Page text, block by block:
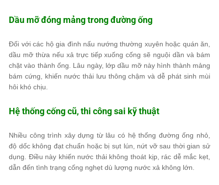
Dầu mỡ đóng mảng trong đường ống
Đối với các hộ gia đình nấu nướng thường xuyên hoặc quán ăn,
dầu mỡ thừa nếu xả trực tiếp xuống cống sẽ nguội dần và bám
chặt vào thành ống. Lâu ngày, lớp dầu mỡ này hình thành mảng
bám cứng, khiến nước thải lưu thông chậm và dễ phát sinh mùi
hôi khó chịu.
Hệ thống cống cũ, thi công sai kỹ thuật
Nhiều công trình xây dựng từ lâu có hệ thống đường ống nhỏ,
độ dốc không đạt chuẩn hoặc bị sụt lún, nứt vỡ sau thời gian sử
dụng. Điều này khiến nước thải không thoát kịp, rác dễ mắc kẹt,
dẫn đến tình trạng cống nghẹt dù lượng nước xả không lớn.